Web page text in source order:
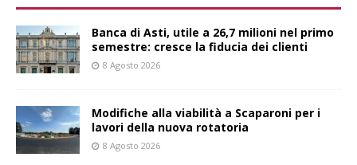
Banca di Asti, utile a 26,7 milioni nel primo
semestre: cresce la fiducia dei clienti
8 Agosto 2026
Modifiche alla viabilità a Scaparoni per i
lavori della nuova rotatoria
8 Agosto 2026